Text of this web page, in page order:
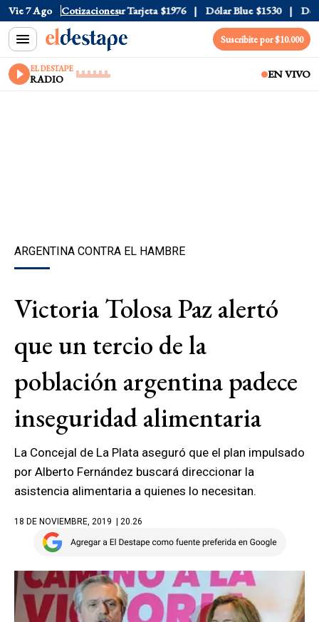
Vie 7 Ago Cotizaciones
Oficial $1520 Dólar Tarjeta $1976 Dólar Blue $1530 Dólar
Suscribite por $10.000
EL DESTAPE
RADIO EN VIVO
ARGENTINA CONTRA EL HAMBRE
Victoria Tolosa Paz alertó
que un tercio de la
población argentina padece
inseguridad alimentaria
La Concejal de La Plata aseguró que el plan impulsado
por Alberto Fernández buscará direccionar la
asistencia alimentaria a quienes lo necesitan.
18 DE NOVIEMBRE, 2019 | 20.26